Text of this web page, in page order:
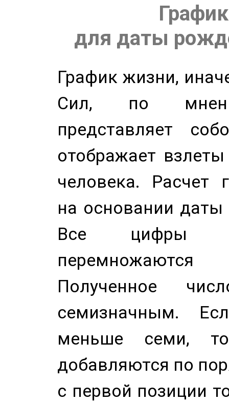
для даты
График жизни,
Сил, по
представляет
отображает
человека. Расчет
на основании
Все цифры
Полученное
семизначным.
меньше семи,
добавляются по
с первой позиции